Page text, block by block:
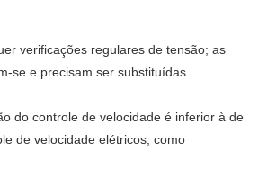
verificações regulares de tensão; as
se e precisam ser substituídas.
do controle de velocidade é inferior à de
de velocidade elétricos, como